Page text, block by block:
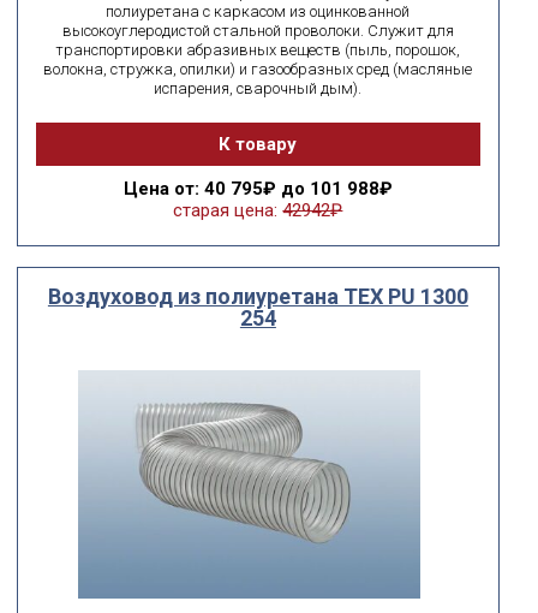
полиуретана с каркасом из оцинкованной
высокоуглеродистой стальной проволоки. Служит для
транспортировки абразивных веществ (пыль, порошок,
волокна, стружка, опилки) и газообразных сред (масляные
испарения, сварочный дым).
К товару
Ценаот: 40 795₽ до 101 988₽
старая цена: 42942₽
Воздуховод из полиуретана ТЕХ PU 1300
254